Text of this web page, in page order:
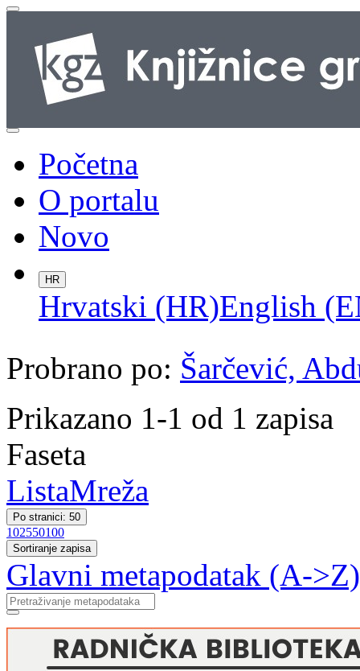
Početna
O portalu
Novo
HR
Hrvatski (HR)English
Probrano po: Šarčević,
Prikazano 1-1 od 1 zapisa
Faseta
ListaMreža
Po stranici: 50
102550100
Sortiranje zapisa
Glavni metapodatak (A->Z)